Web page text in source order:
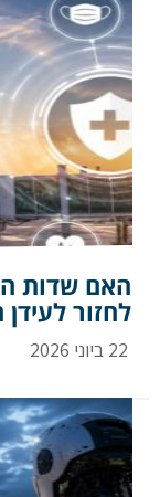
האם שדות
לחזור
22 ביוני 2026